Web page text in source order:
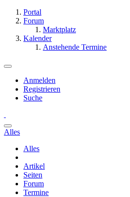
Portal
Forum
Marktplatz
Kalender
Anstehende Termine
Anmelden
Registrieren
Suche
Alles
Alles
Artikel
Seiten
Forum
Termine